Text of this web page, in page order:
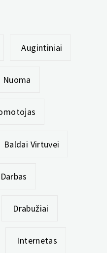
Augintiniai
Baldai Virtuvei
Darbas
Drabužiai
Internetas